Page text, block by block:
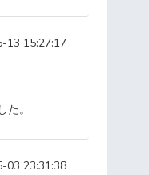
13 15:27:17
。
03 23:31:38